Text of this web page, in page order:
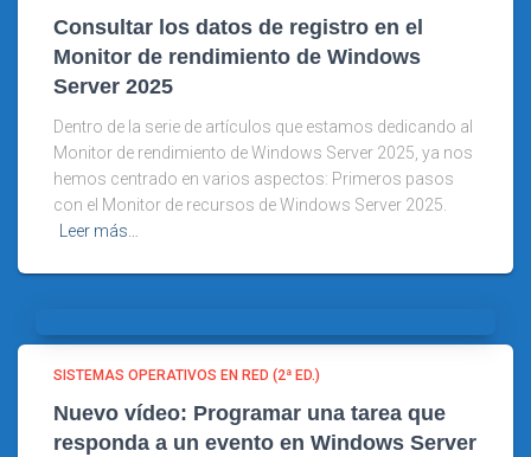
Consultar los datos de registro en el
Monitor de rendimiento de Windows
Server 2025
Dentro de la serie de artículos que estamos dedicando al
Monitor de rendimiento de Windows Server 2025, ya nos
hemos centrado en varios aspectos: Primeros pasos
con el Monitor de recursos de Windows Server 2025.
Leer más…
SISTEMAS OPERATIVOS EN RED (2ª ED.)
Nuevo vídeo: Programar una tarea que
responda a un evento en Windows Server